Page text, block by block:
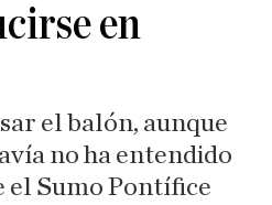
en
el balón, aunque
no ha entendido
el Sumo Pontífice